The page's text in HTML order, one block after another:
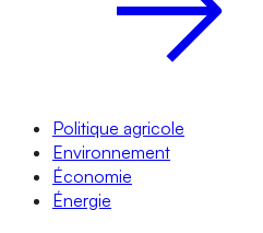
Politique agricole
Environnement
Économie
Énergie